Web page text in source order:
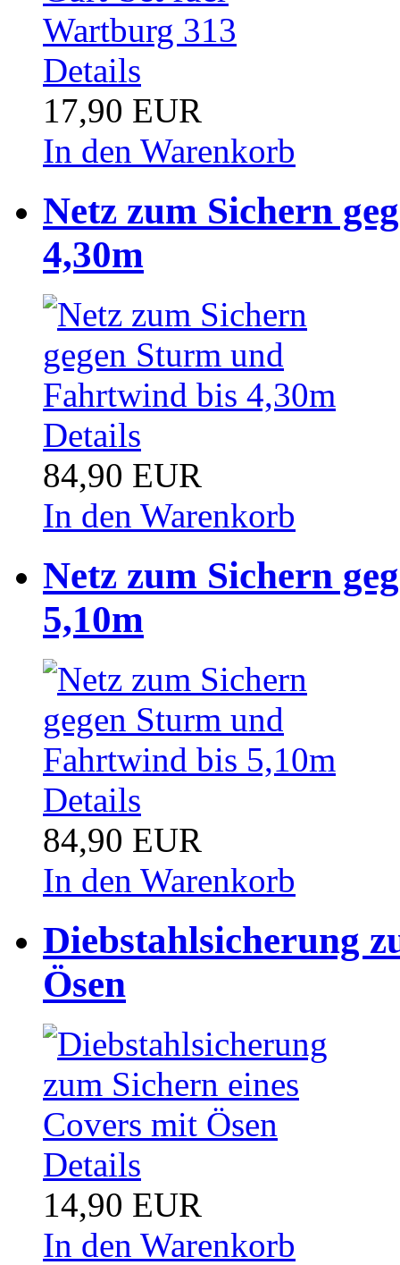
Details
17,90 EUR
In den Warenkorb
Netz zum Sichern
4,30m
Details
84,90 EUR
In den Warenkorb
Netz zum Sichern
5,10m
Details
84,90 EUR
In den Warenkorb
Diebstahlsicherung
Ösen
Details
14,90 EUR
In den Warenkorb